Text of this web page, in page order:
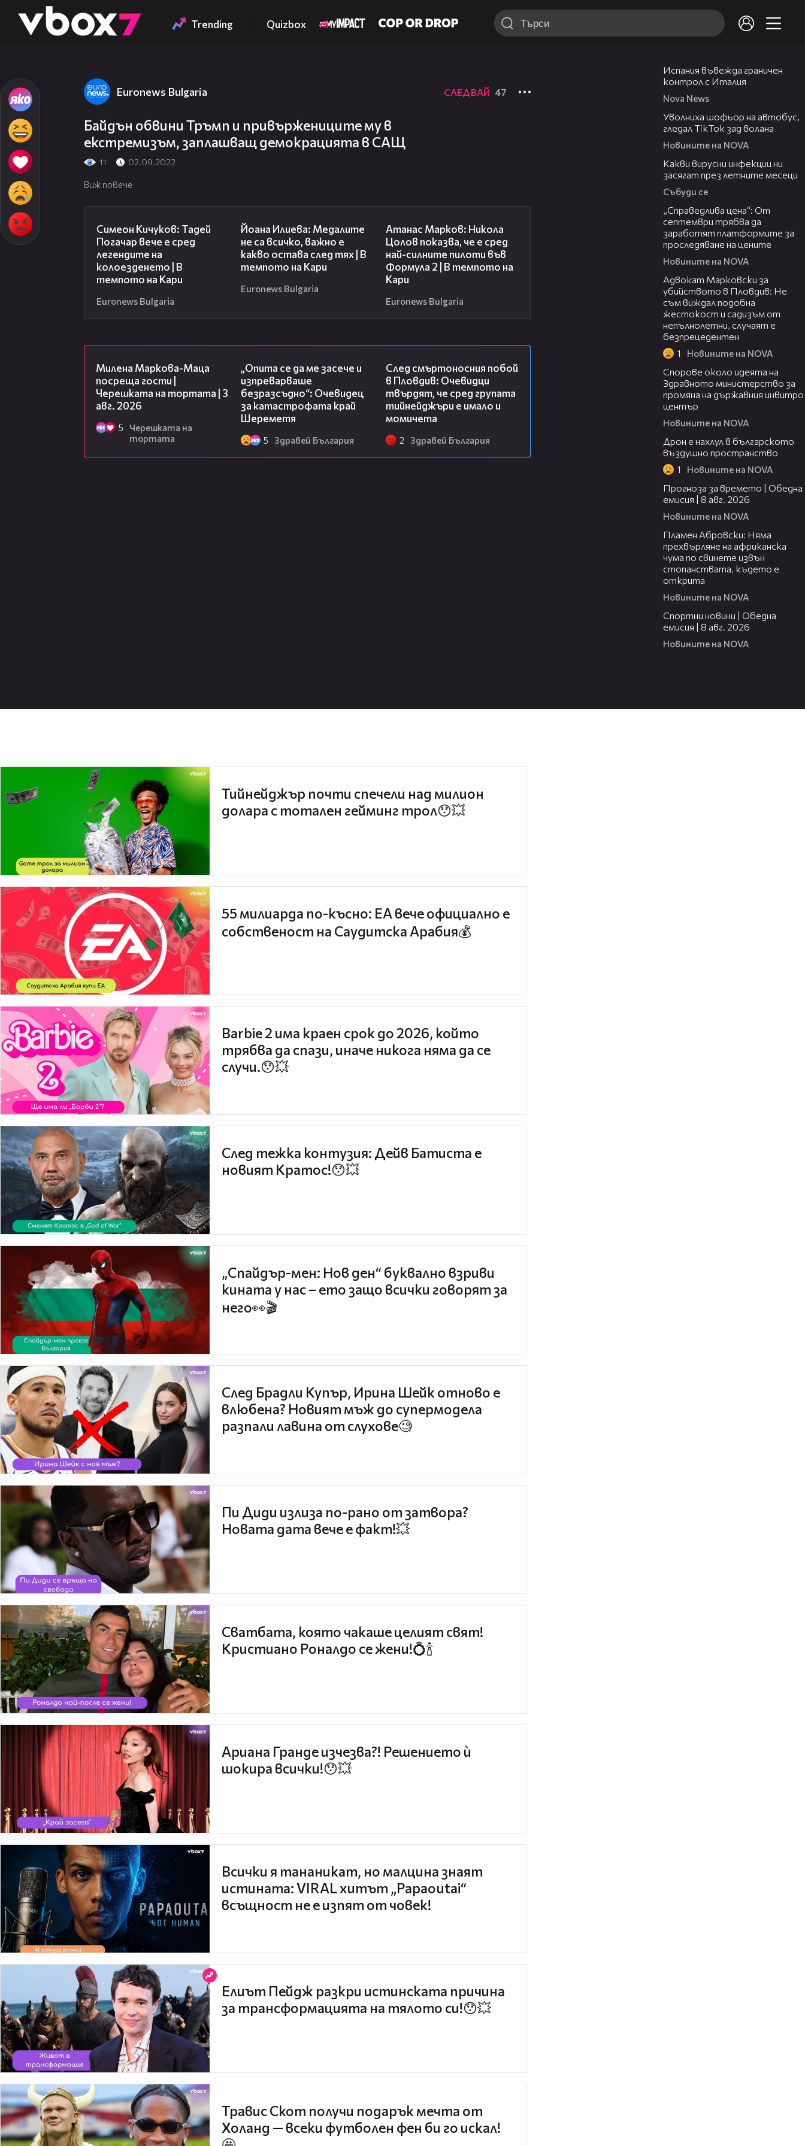
👾 Trending Quizbox
Euronews Bulgaria СЛЕДВАЙ 47
Байдън обвини Тръмп и привържениците му в
екстремизъм, заплашващ демокрацията в САЩ
11 02.09.2022
Виж повече
Симеон Кичуков: Тадей
Погачар вече е сред
легендите на
колоезденето | В
темпото на Кари
Euronews Bulgaria
Йоана Илиева: Медалите
не са всичко, важно е
какво остава след тях | В
темпото на Кари
Euronews Bulgaria
Атанас Марков: Никола
Цолов показва, че е сред
най-силните пилоти във
Формула 2 | В темпото на
Кари
Euronews Bulgaria
Милена Маркова-Маца
посреща гости |
Черешката на тортата | 3
авг. 2026
5
Черешката на
тортата
„Опита се да ме засече и
изпреварваше
безразсъдно“: Очевидец
за катастрофата край
Шереметя
5 Здравей България
След смъртоносния побой
в Пловдив: Очевидци
твърдят, че сред групата
тийнейджъри е имало и
момичета
2 Здравей България
Испания въвежда граничен
контрол с Италия
Nova News
Уволниха шофьор на автобус,
гледал TikTok зад волана
Новините на NOVA
Какви вирусни инфекции ни
засягат през летните месеци
Събуди се
„Справедлива цена“: От
септември трябва да
заработят платформите за
проследяване на цените
Новините на NOVA
Адвокат Марковски за
убийството в Пловдив: Не
съм виждал подобна
жестокост и садизъм от
непълнолетни, случаят е
безпрецедентен
1 Новините на NOVA
Спорове около идеята на
Здравното министерство за
промяна на държавния инвитро
център
Новините на NOVA
Дрон е нахлул в българското
въздушно пространство
1 Новините на NOVA
Прогноза за времето | Обедна
емисия | 8 авг. 2026
Новините на NOVA
Пламен Абровски: Няма
прехвърляне на африканска
чума по свинете извън
стопанствата, където е
открита
Новините на NOVA
Спортни новини | Обедна
емисия | 8 aвг. 2026
Новините на NOVA
Тийнейджър почти спечели над милион
долара с тотален гейминг трол😯💥
55 милиарда по-късно: EA вече официално е
собственост на Саудитска Арабия💰
Barbie 2 има краен срок до 2026, който
трябва да спази, иначе никога няма да се
случи.😯💥
След тежка контузия: Дейв Батиста е
новият Кратос!😯💥
„Спайдър-мен: Нов ден“ буквално взриви
кината у нас – ето защо всички говорят за
него👀🎬
След Брадли Купър, Ирина Шейк отново е
влюбена? Новият мъж до супермодела
разпали лавина от слухове🧐
Пи Диди излиза по-рано от затвора?
Новата дата вече е факт!💥
Сватбата, която чакаше целият свят!
Кристиано Роналдо се жени!💍🍾
Ариана Гранде изчезва?! Решението ѝ
шокира всички!😯💥
Всички я тананикат, но малцина знаят
истината: VIRAL хитът „Papaoutai“
всъщност не е изпят от човек!
Елиът Пейдж разкри истинската причина
за трансформацията на тялото си!😯💥
Травис Скот получи подарък мечта от
Холанд — всеки футболен фен би го искал!